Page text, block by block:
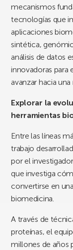
mecanismos
tecnologías que
aplicaciones
sintética,
análisis de datos
innovadoras para
avanzar hacia
Explorar la
herramientas
Entre las líneas
trabajo
por el
que investiga
convertirse en
biomedicina.
A través de
proteínas, el
millones de años